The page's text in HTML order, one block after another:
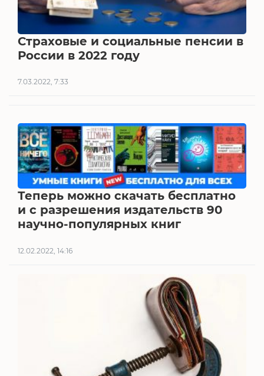
Страховые и социальные пенсии в
России в 2022 году
7.03.2022, 7:33
Теперь можно скачать бесплатно
и с разрешения издательств 90
научно-популярных книг
12.02.2022, 14:16